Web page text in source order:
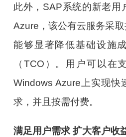
此外，SAP系统的新老用
Azure，该公有云服务采
能够显著降低基础设施
（TCO）。用户可以在
Windows Azure上实现快
求，并且按需付费。
满足用户需求 扩大客户收